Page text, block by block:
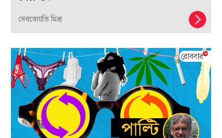
দেবজ্যোতি মিশ্র